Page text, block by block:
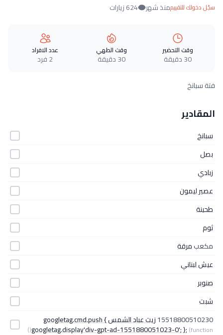
سجّل دخولك للتقييممنذ شهر 624 زيارات
وقت التحضير
30 دقيقة
وقت الطهي
30 دقيقة
عدد الافراد
2 فرد
فتة سبانخ
المقادير
سبانخ
بصل
زبادي
عصير ليمون
طحينة
ثوم
مكعبمرقة
عيش لبناني
صنوبر
شبت
15518800510230
زيت عباد الشمس googletag.cmd.push {
googletag.display'div-gpt-ad-1551880051023-0'; }; (function()